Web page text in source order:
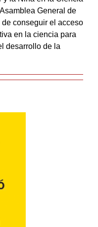
General de
conseguir el acceso
en la ciencia para
desarrollo de la